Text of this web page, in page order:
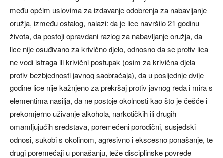
među općim uslovima za izdavanje odobrenja za nabavljanje
oružja, između ostalog, nalazi: da je lice navršilo 21 godinu
života, da postoji opravdani razlog za nabavljanje oružja, da
lice nije osuđivano za krivično djelo, odnosno da se protiv lica
ne vodi istraga ili krivični postupak (osim za krivična djela
protiv bezbjednosti javnog saobraćaja), da u posljednje dvije
godine lice nije kažnjeno za prekršaj protiv javnog reda i mira s
elementima nasilja, da ne postoje okolnosti kao što je češće i
prekomjerno uživanje alkohola, narkotičkih ili drugih
omamljujućih sredstava, poremećeni porodični, susjedski
odnosi, sukobi s okolinom, agresivno i ekscesno ponašanje, te
drugi poremećaji u ponašanju, teže disciplinske povrede